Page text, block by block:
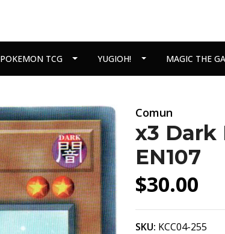
POKEMON TCG YUGIOH! MAGIC THE
Comun
x3 Dark
EN107
$30.00
SKU: KCC04-255